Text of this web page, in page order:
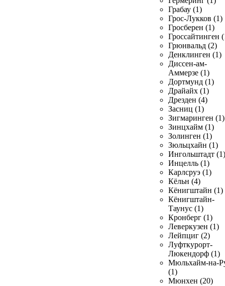
Грабау (1)
Грос-Лукков (1)
Гросберен (1)
Гроссайтинген
Грюнвальд (2)
Денклинген (1)
Диссен-ам-
Аммерзе (1)
Дортмунд (1)
Драйайх (1)
Дрезден (4)
Засниц (1)
Зигмаринген (1)
Зинцхайм (1)
Золинген (1)
Зюльцхайн (1)
Ингольштадт (1)
Инцелль (1)
Карлсруэ (1)
Кёльн (4)
Кёнигштайн (1)
Кёнигштайн-
Таунус (1)
Кронберг (1)
Леверкузен (1)
Лейпциг (2)
Луфткурорт-
Люкендорф (1)
Мюльхайм-на-
(1)
Мюнхен (20)